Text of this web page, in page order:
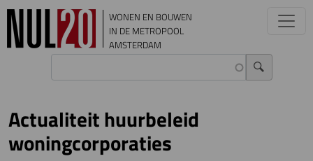
Overslaan en naar de inhoud gaan
WONEN EN BOUWEN
IN DE METROPOOL
AMSTERDAM
Actualiteit huurbeleid
woningcorporaties